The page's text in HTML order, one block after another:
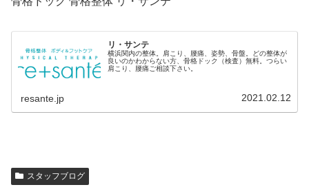
リ・サンテ
横浜関内の整体。肩こり、腰痛、姿勢、骨盤。どの整体が
良いのかわからない方、骨格ドック（検査）無料。つらい
肩こり、腰痛ご相談下さい。
resante.jp 2021.02.12
スタッフブログ